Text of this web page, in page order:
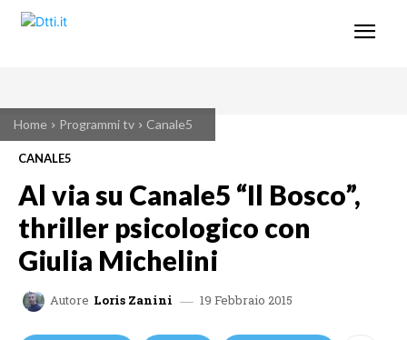
Home Programmi tv Canale5
CANALE5
Al via su Canale5 “Il Bosco”,
thriller psicologico con
Giulia Michelini
Autore Loris Zanini 19 Febbraio 2015